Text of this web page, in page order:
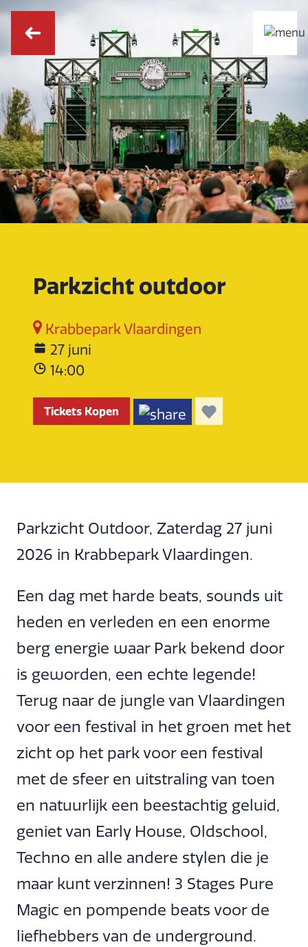
Parkzicht outdoor
Krabbepark Vlaardingen
27 juni
14:00
Tickets Kopen
Parkzicht Outdoor, Zaterdag 27 juni
2026 in Krabbepark Vlaardingen.
Een dag met harde beats, sounds uit
heden en verleden en een enorme
berg energie waar Park bekend door
is geworden, een echte legende!
Terug naar de jungle van Vlaardingen
voor een festival in het groen met het
zicht op het park voor een festival
met de sfeer en uitstraling van toen
en natuurlijk een beestachtig geluid,
geniet van Early House, Oldschool,
Techno en alle andere stylen die je
maar kunt verzinnen! 3 Stages Pure
Magic en pompende beats voor de
liefhebbers van de underground.